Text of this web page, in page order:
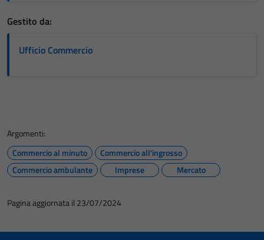
Gestito da:
Ufficio Commercio
Argomenti:
Commercio al minuto
Commercio all'ingrosso
Commercio ambulante
Imprese Mercato
Pagina aggiornata il 23/07/2024